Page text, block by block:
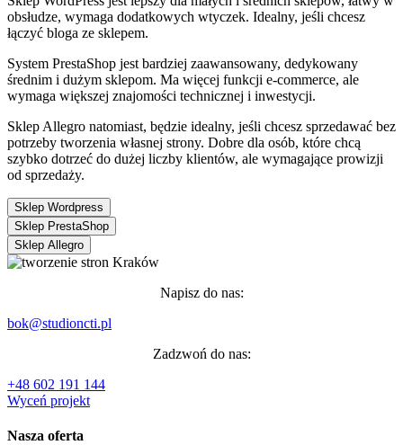
obsłudze, wymaga dodatkowych wtyczek. Idealny, jeśli chcesz
łączyć bloga ze sklepem.
System PrestaShop jest bardziej zaawansowany, dedykowany
średnim i dużym sklepom. Ma więcej funkcji e-commerce, ale
wymaga większej znajomości technicznej i inwestycji.
Sklep Allegro natomiast, będzie idealny, jeśli chcesz sprzedawać bez
potrzeby tworzenia własnej strony. Dobre dla osób, które chcą
szybko dotrzeć do dużej liczby klientów, ale wymagające prowizji
od sprzedaży.
Sklep Wordpress
Sklep PrestaShop
Sklep Allegro
Napisz do nas:
bok@studioncti.pl
Zadzwoń do nas:
+48 602 191 144
Wyceń projekt
Nasza oferta